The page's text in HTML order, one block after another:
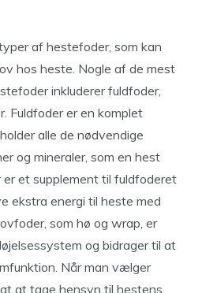
af hestefoder, som kan
hos heste. Nogle af de mest
inkluderer fuldfoder,
Fuldfoder er en komplet
alle de nødvendige
og mineraler, som en hest
et supplement til fuldfoderet
ekstra energi til heste med
som hø og wrap, er
og bidrager til at
Når man vælger
at tage hensyn til hestens